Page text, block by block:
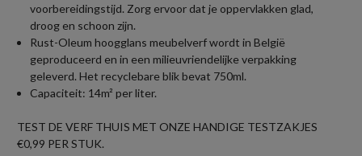
voorbereidingstijd. Zorg ervoor dat je oppervlakken glad,
droog en schoon zijn.
Rust-Oleum hoogglans meubelverf wordt in België
geproduceerd en in een milieuvriendelijke verpakking
geleverd. Het recyclebare blik bevat 750ml.
Capaciteit: 14m² per liter.
TEST DE VERF THUIS MET ONZE HANDIGE TESTZAKJES
€0,99 PER STUK.